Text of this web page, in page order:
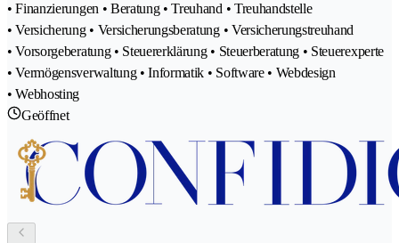
• Finanzierungen • Beratung • Treuhand • Treuhandstelle
• Versicherung • Versicherungsberatung • Versicherungstreuhand
• Vorsorgeberatung • Steuererklärung • Steuerberatung • Steuerexperte
• Vermögensverwaltung • Informatik • Software • Webdesign
• Webhosting
Geöffnet